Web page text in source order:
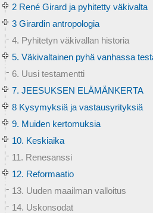
2 René Girard ja pyhitetty väkivalta
3 Girardin antropologia
4. Pyhitetyn väkivallan historia
5. Väkivaltainen pyhä vanhassa
6. Uusi testamentti
7. JEESUKSEN ELÄMÄNKERTA
8 Kysymyksiä ja vastausyrityksiä
9. Muiden kertomuksia
10. Keskiaika
11. Renesanssi
12. Reformaatio
13. Uuden maailman valloitus
14. Uskonsodat